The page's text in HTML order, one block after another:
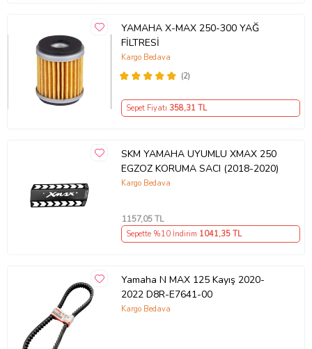
YAMAHA X-MAX 250-300 YAĞ
FİLTRESİ
(2)
Kargo Bedava
Sepet Fiyatı 358,31 TL
SKM YAMAHA UYUMLU XMAX 250
EGZOZ KORUMA SACI (2018-2020)
Kargo Bedava
1157,05 TL
Sepette %10 İndirim 1041,35 TL
Yamaha N MAX 125 Kayış 2020-
2022 D8R-E7641-00
Kargo Bedava